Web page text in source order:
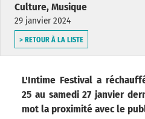
Culture, Musique
29 janvier 2024
> RETOUR À LA LISTE
L'Intime Festival a
25 au samedi 27 janvier
mot la proximité avec le